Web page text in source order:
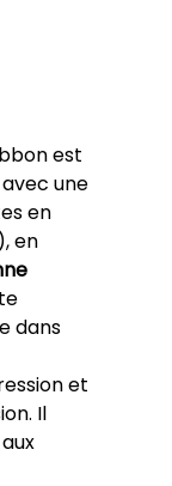
est
une
en
en
dans
et
Il